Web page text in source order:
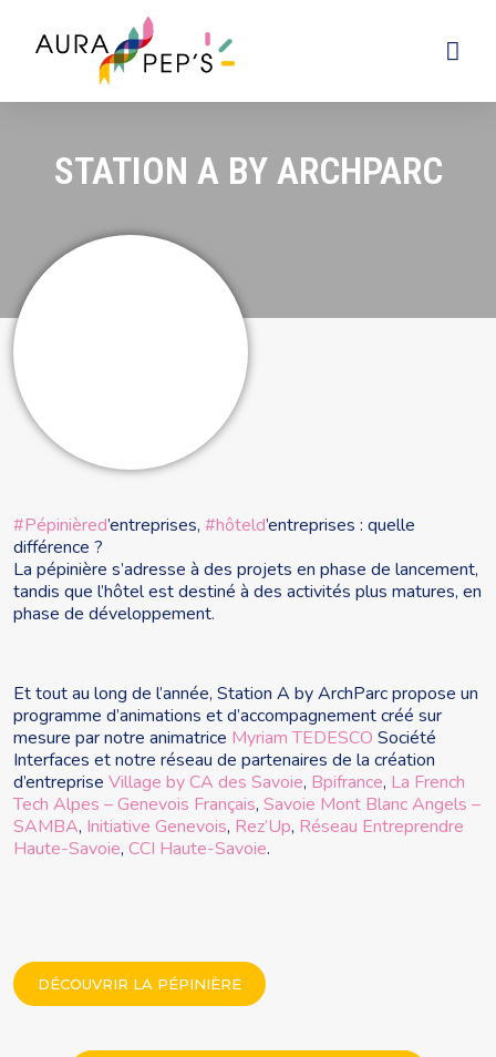
STATION A BY ARCHPARC
#Pépinièred’entreprises, #hôteld’entreprises : quelle
différence ?
La pépinière s’adresse à des projets en phase de lancement,
tandis que l’hôtel est destiné à des activités plus matures, en
phase de développement.
Et tout au long de l’année, Station A by ArchParc propose un
programme d’animations et d’accompagnement créé sur
mesure par notre animatrice Myriam TEDESCO Société
Interfaces et notre réseau de partenaires de la création
d’entreprise Village by CA des Savoie, Bpifrance, La French
Tech Alpes – Genevois Français, Savoie Mont Blanc Angels –
SAMBA, Initiative Genevois, Rez’Up, Réseau Entreprendre
Haute-Savoie, CCI Haute-Savoie.
DÉCOUVRIR LA PÉPINIÈRE